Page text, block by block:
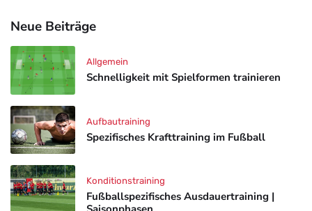
Neue Beiträge
Schnelligkeit mit Spielformen trainieren
Allgemein
Spezifisches Krafttraining im Fußball
Aufbautraining
Fußballspezifisches Ausdauertraining |
Konditionstraining